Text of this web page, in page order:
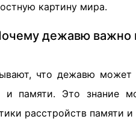
картину мира.
дежавю важно
что дежавю
и памяти. Это знание
расстройств памяти